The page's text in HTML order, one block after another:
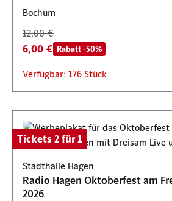
Bochum
12,00 €
6,00 € Rabatt -50%
Verfügbar: 176 Stück
Tickets 2 für 1
Stadthalle Hagen
Radio Hagen Oktoberfest am Freitag,
2026